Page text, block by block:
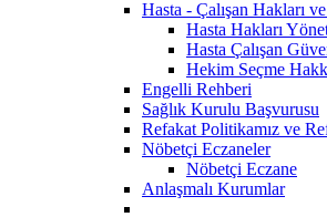
Hasta - Çalışan Hakları
Hasta Hakları
Hasta Çalışan
Hekim Seçme
Engelli Rehberi
Sağlık Kurulu Başvurusu
Refakat Politikamız ve
Nöbetçi Eczaneler
Nöbetçi Eczane
Anlaşmalı Kurumlar